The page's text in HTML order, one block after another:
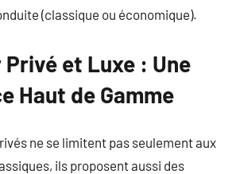
(classique ou économique).
et Luxe : Une
Haut de Gamme
ne se limitent pas seulement aux
ils proposent aussi des